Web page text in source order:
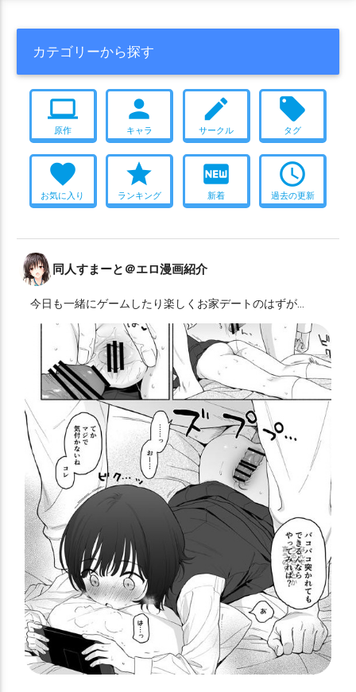
カテゴリーから探す
computer
原作
person
キャラ
create
サークル
local_offer
タグ
favorite
お気に入り
star
ランキング
fiber_new
新着
access_time
過去の更新
同人すまーと＠エロ漫画紹介
今日も一緒にゲームしたり楽しくお家デートのはずが…